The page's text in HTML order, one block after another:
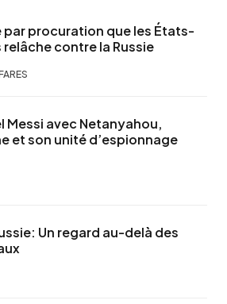
par procuration que les États-
relâche contre la Russie
Messi avec Netanyahou,
et son unité d’espionnage
Un regard au-delà des